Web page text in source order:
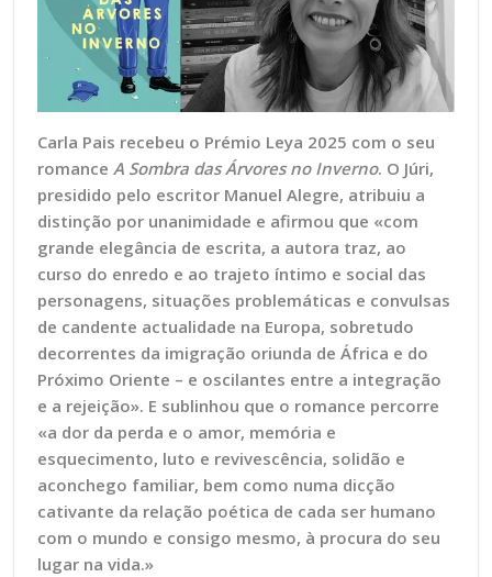
Carla Pais recebeu o Prémio Leya 2025 com o seu
romanceA Sombra das Árvores no Inverno. O Júri,
presidido pelo escritor Manuel Alegre, atribuiu a
distinção por unanimidade e afirmou que «com
grande elegância de escrita, a autora traz, ao
curso do enredo e ao trajeto íntimo e social das
personagens, situações problemáticas e convulsas
de candente actualidade na Europa, sobretudo
decorrentes da imigração oriunda de África e do
Próximo Oriente – e oscilantes entre a integração
e a rejeição». E sublinhou que o romance percorre
«a dor da perda e o amor, memória e
esquecimento, luto e revivescência, solidão e
aconchego familiar, bem como numa dicção
cativante da relação poética de cada ser humano
com o mundo e consigo mesmo, à procura do seu
lugar na vida.»